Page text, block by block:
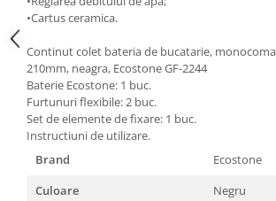
Uscatoare de rufe
Masini de spalat vase
Masini de spalat vase incorporabile
Masini de spalat vase
independente
Motoburghiu/Foreza pamant
Pachete Incorporabile
Pirostrii & Arzatoare
•Cartus ceramica.
Continut colet bateria de bucatarie,
210mm, neagra, Ecostone GF-2244
Baterie Ecostone: 1 buc.
Furtunuri flexibile: 2 buc.
Set de elemente de fixare: 1 buc.
Instructiuni de utilizare.
Brand
Ecostone
Culoare
Negru